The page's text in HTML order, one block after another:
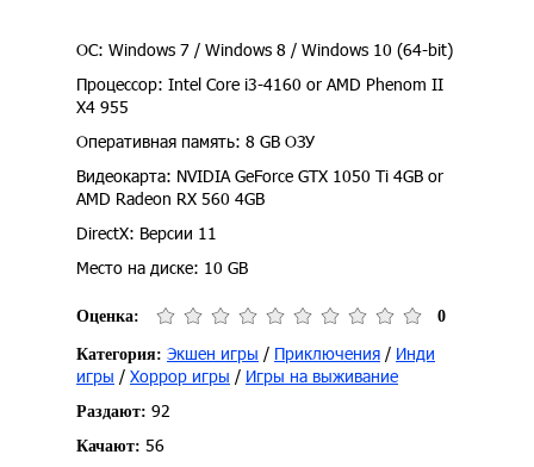
ОС: Windows 7 / Windows 8 / Windows 10 (64-bit)
Процессор: Intel Core i3-4160 or AMD Phenom II
X4 955
Оперативная память: 8 GB ОЗУ
Видеокарта: NVIDIA GeForce GTX 1050 Ti 4GB or
AMD Radeon RX 560 4GB
DirectX: Версии 11
Место на диске: 10 GB
Оценка: 0
Категория: Экшен игры / Приключения / Инди
игры / Хоррор игры / Игры на выживание
Раздают: 92
Качают: 56